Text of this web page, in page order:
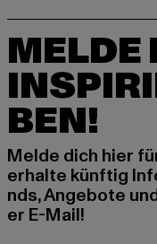
MELDE
BEN!
Melde dich hier
erhalte künftig
nds, Angebote
er E-Mail!